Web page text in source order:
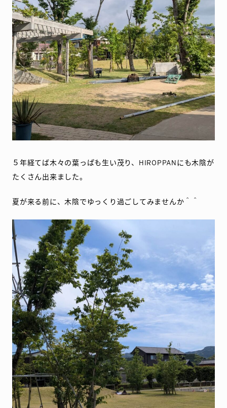
５年経てば木々の葉っぱも生い茂り、HIROPPANにも木陰が
たくさん出来ました。
夏が来る前に、木陰でゆっくり過ごしてみませんか＾＾